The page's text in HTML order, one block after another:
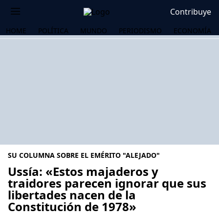
Contribuye
HOME POLÍTICA MUNDO PERIODISMO ECONOMÍA
SU COLUMNA SOBRE EL EMÉRITO "ALEJADO"
Ussía: «Estos majaderos y
traidores parecen ignorar que sus
libertades nacen de la
Constitución de 1978»